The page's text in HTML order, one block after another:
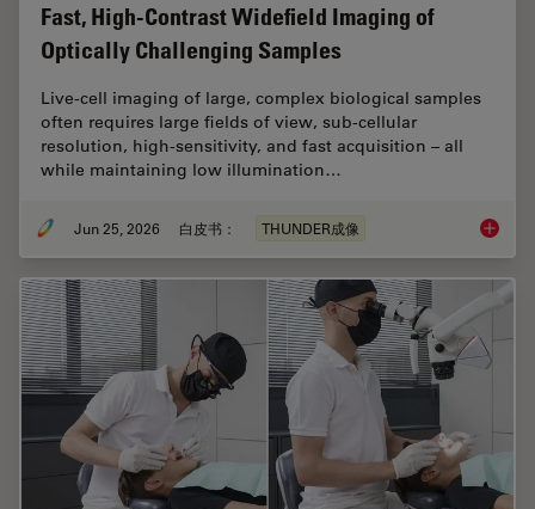
Fast, High-Contrast Widefield Imaging of
Optically Challenging Samples
Live‑cell imaging of large, complex biological samples
often requires large fields of view, sub-cellular
resolution, high-sensitivity, and fast acquisition – all
while maintaining low illumination…
Jun 25, 2026 白皮书： THUNDER成像 Fast,